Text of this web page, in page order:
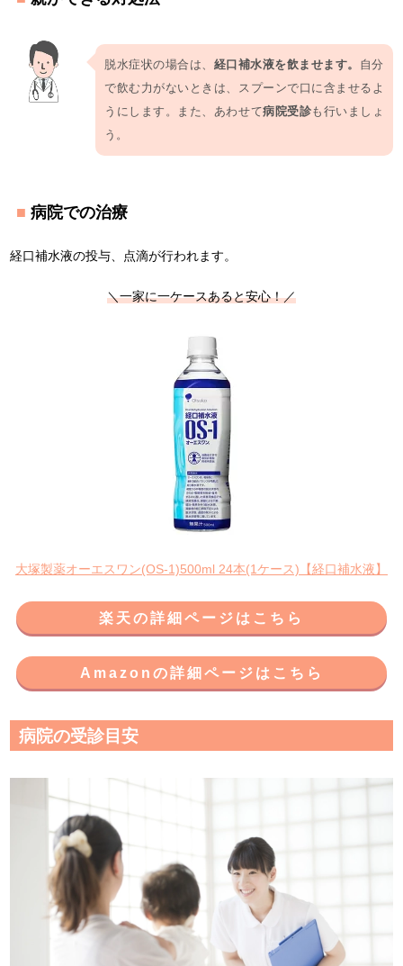
脱水症状の場合は、 経口補水液を飲ませます。 自分
で飲む力がないときは、スプーンで口に含ませるよ
うにします。また、あわせて病院受診も行いましょ
う。
病院での治療
経口補水液の投与、点滴が行われます。
＼一家に一ケースあると安心！／
大塚製薬オーエスワン(OS-1)500ml 24本(1ケース)【経口補水液】
楽天の詳細ページはこちら
Amazonの詳細ページはこちら
病院の受診目安